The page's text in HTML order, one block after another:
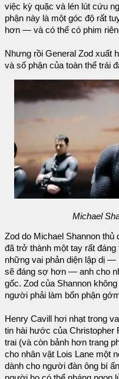
việc kỳ quặc và lén lút cứu
phận này là một góc độ rất
hơn — và có thể có phim
Nhưng rồi General Zod xuất
và số phận của toàn thể trái
Michael
Zod do Michael Shannon thủ
đã trở thành một tay rất
những vai phản diện lập dị
sẽ đáng sợ hơn — anh cho
gốc. Zod của Shannon
người phải làm bổn phận
Henry Cavill hơi nhạt trong
tin hài hước của
trai (và còn bảnh hơn trang
cho nhân vật Lois Lane một
dành cho người đàn ông bí